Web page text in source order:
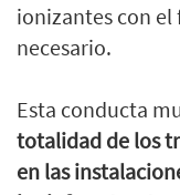
ionizantes con
necesario.
Esta conducta
totalidad de los
en las